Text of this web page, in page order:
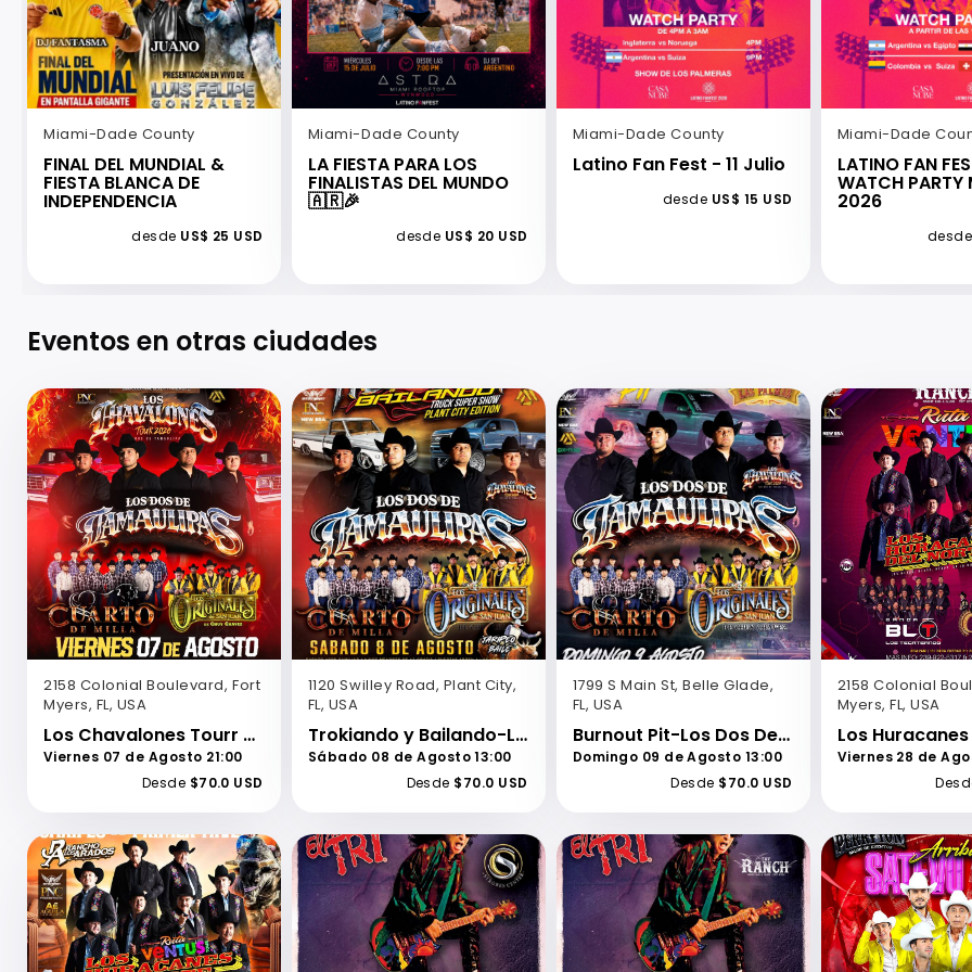
Miami-Dade County
FINAL DEL MUNDIAL &
FIESTA BLANCA DE
INDEPENDENCIA
desde US$ 25 USD
Miami-Dade County
LA FIESTA PARA LOS
FINALISTAS DEL MUNDO
🇦🇷🎉
desde US$ 20 USD
Miami-Dade County
Latino Fan Fest - 11 Julio
desde US$ 15 USD
Miami-Dade
LATINO FAN
WATCH PARTY
2026
desde
Eventos en otras ciudades
2158 Colonial Boulevard, Fort
Myers, FL, USA
Los Chavalones Tourr 2026-Los Dos De Tamaulipas-Cuarto de Milla-Los Originales de San Juan-The Ranch
Viernes 07 de Agosto 21:00
Desde $70.0 USD
1120 Swilley Road, Plant City,
FL, USA
Trokiando y Bailando-Los Dos De Tamaulipas-Cuarto de Milla-Los Originales de San Juan-Jaripeo Baile-Korens Arena
Sábado 08 de Agosto 13:00
Desde $70.0 USD
1799 S Main St, Belle Glade,
FL, USA
Burnout Pit-Los Dos De Tamaulipas-Cuarto de Milla-Los Originales de San Juan-Rodeo Las Palmas
Domingo 09 de Agosto 13:00
Desde $70.0 USD
2158 Colonial
Myers, FL, USA
Viernes 28 de